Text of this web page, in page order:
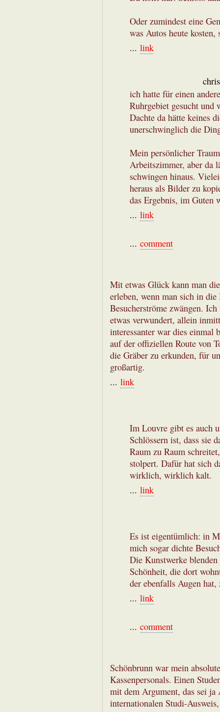
Oder zumindest eine
was Autos heute
... link
ich hatte für einen
Ruhrgebiet gesucht und
Dachte da hätte keines
unerschwinglich die
Mein persönlicher
Arbeitszimmer, aber da
schwingen hinaus.
heraus als Bilder zu
das Ergebnis, im Guten
... link
... comment
Mit etwas Glück kann man
erleben, wenn man sich in
Besucherströme zwängen.
etwas verwundert, allein
interessanter war dies einmal
auf der offiziellen Route von
die Gräber zu erkunden, für
großartig.
... link
Im Louvre gibt es auch
Schlössern ist, dass sie
Raum zu Raum
stolpert. Dafür hat sich
wirklich, wirklich kalt.
... link
Es ist eigentümlich: in
mich sogar dichte
Die Kunstwerke
Schönheit, die dort
der ebenfalls Augen hat,
... link
... comment
Schönbrunn war mein
Kassenpersonals. Einen
mit dem Argument, das sei ja
internationalen Studi-